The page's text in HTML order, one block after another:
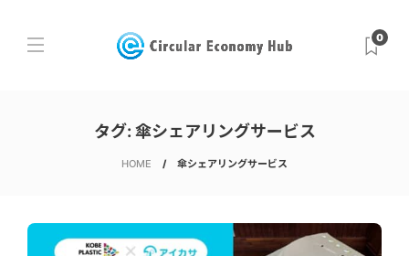
0
タグ: 傘シェアリングサービス
HOME 傘シェアリングサービス